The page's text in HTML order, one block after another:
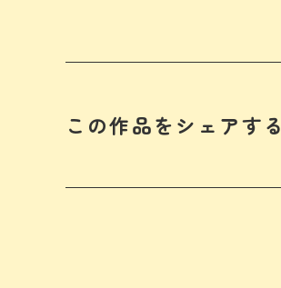
この作品をシェアする